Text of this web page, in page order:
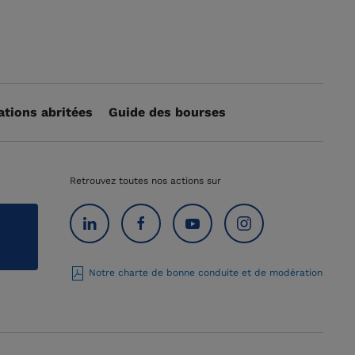
abritées Guide des bourses
Retrouvez toutes nos actions sur
Notre charte de bonne conduite et de modération